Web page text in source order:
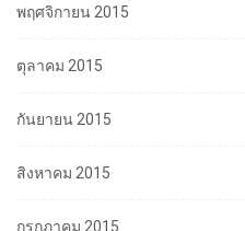
พฤศจิกายน 2015
ตุลาคม 2015
กันยายน 2015
สิงหาคม 2015
กรกฎาคม 2015